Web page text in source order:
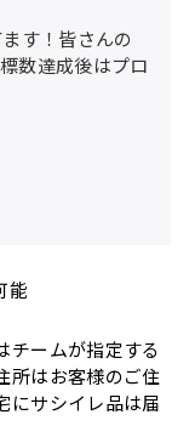
す！皆さんの
数達成後はプロ
能
チームが指定する
所はお客様のご住
にサシイレ品は届